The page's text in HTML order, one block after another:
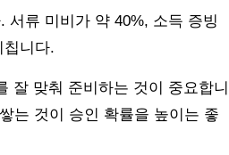
서류 미비가 약 40%, 소득 증빙
칩니다.
잘 맞춰 준비하는 것이 중요합니
는 것이 승인 확률을 높이는 좋